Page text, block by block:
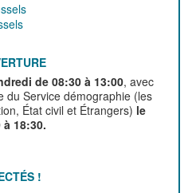
de 08:30 à 13:00, avec
du Service démographie (les
État civil et Étrangers) le
18:30.
!